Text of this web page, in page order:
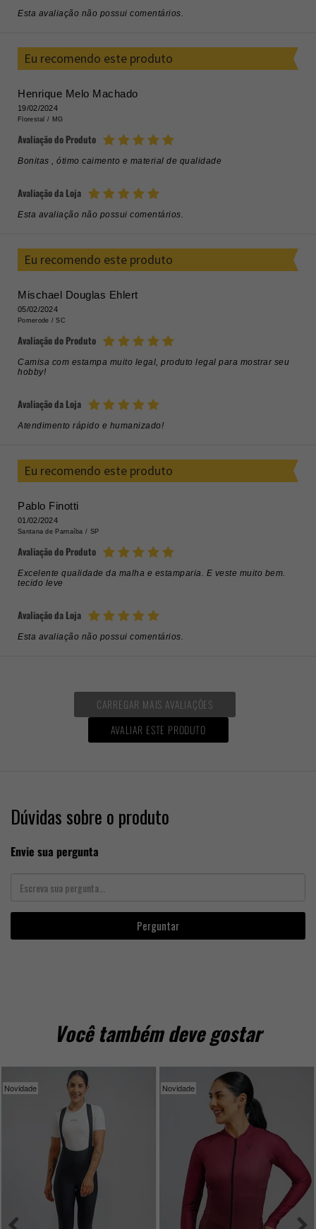
Esta avaliação não possui comentários.
Eu recomendo este produto
Henrique Melo Machado
19/02/2024
Florestal / MG
Avaliação do Produto
Bonitas , ótimo caimento e material de qualidade
Avaliação da Loja
Esta avaliação não possui comentários.
Eu recomendo este produto
Mischael Douglas Ehlert
05/02/2024
Pomerode /SC
Avaliação do Produto
Camisa com estampa muito legal, produto legal para mostrar seu
hobby!
Avaliação da Loja
Atendimento rápido e humanizado!
Eu recomendo este produto
Pablo Finotti
01/02/2024
Santana de Parnaíba / SP
Avaliação do Produto
Excelente qualidade da malha e estamparia. E veste muito bem.
tecido leve
Avaliação da Loja
Esta avaliação não possui comentários.
CARREGAR MAIS AVALIAÇÕES
AVALIAR ESTE PRODUTO
Dúvidas sobre o produto
Envie sua pergunta
Perguntar
Você também deve gostar
Novidade Novidade